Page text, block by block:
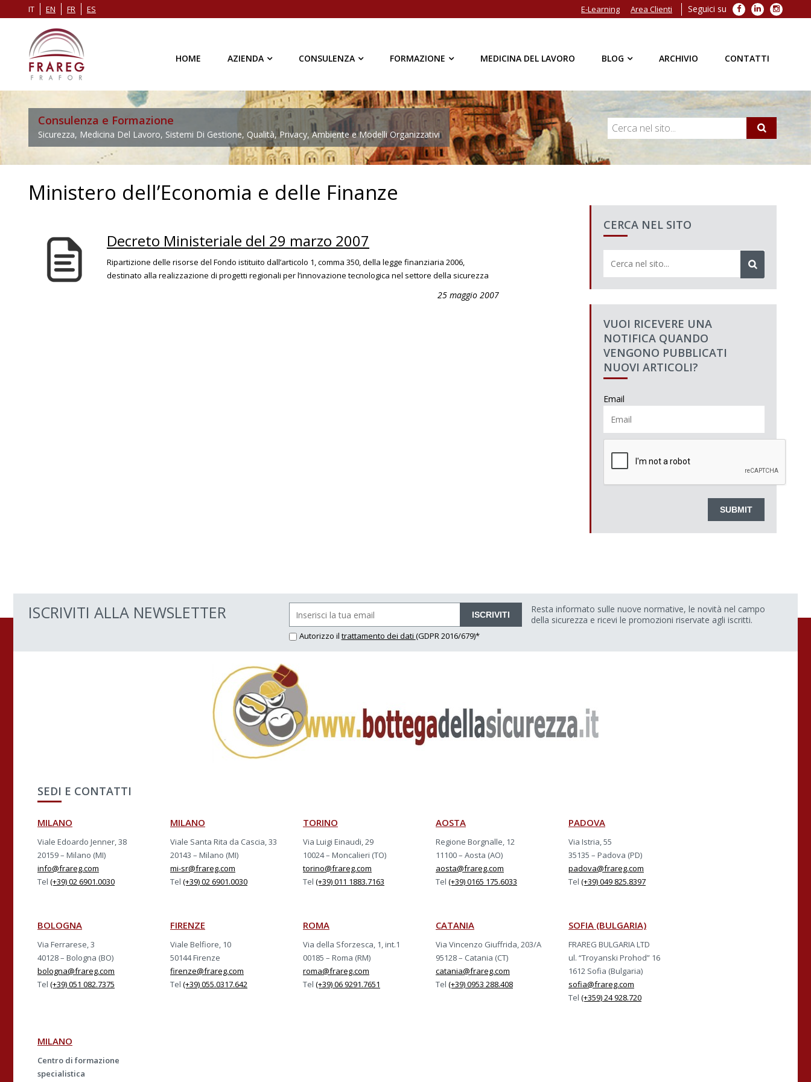
IT EN FR ES Seguici su Facebook
LinkedIn
E-Learning Area Clienti
HOME AZIENDA CONSULENZA FORMAZIONE MEDICINA DEL LAVORO BLOG ARCHIVIO CONTATTI
Consulenza e Formazione
Sicurezza, Medicina Del Lavoro, Sistemi Di Gestione, Qualità, Privacy, Ambiente e Modelli Organizzativi
Ministero dell’Economia e delle Finanze
Decreto Ministeriale del 29 marzo 2007
Ripartizione delle risorse del Fondo istituito dall’articolo 1, comma 350, della legge finanziaria 2006,
destinato alla realizzazione di progetti regionali per l’innovazione tecnologica nel settore della sicurezza
25 maggio 2007
CERCA NEL SITO
VUOI RICEVERE UNA
NOTIFICA QUANDO
VENGONO PUBBLICATI
NUOVI ARTICOLI?
Email
ISCRIVITI ALLA NEWSLETTER ISCRIVITI
Autorizzo il trattamento dei dati (GDPR 2016/679)*
Resta informato sulle nuove normative, le novità nel campo
della sicurezza e ricevi le promozioni riservate agli iscritti.
SEDI E CONTATTI
MILANO
Viale Edoardo Jenner, 38
20159 – Milano (MI)
info@frareg.com
Tel (+39) 02 6901.0030
MILANO
Viale Santa Rita da Cascia, 33
20143 – Milano (MI)
mi-sr@frareg.com
Tel (+39) 02 6901.0030
TORINO
Via Luigi Einaudi, 29
10024 – Moncalieri (TO)
torino@frareg.com
Tel (+39) 011 1883.7163
AOSTA
Regione Borgnalle, 12
11100 – Aosta (AO)
aosta@frareg.com
Tel (+39) 0165 175.6033
PADOVA
Via Istria, 55
35135 – Padova (PD)
padova@frareg.com
Tel (+39) 049 825.8397
BOLOGNA
Via Ferrarese, 3
40128 – Bologna (BO)
bologna@frareg.com
Tel (+39) 051 082.7375
FIRENZE
Viale Belfiore, 10
50144 Firenze
firenze@frareg.com
Tel (+39) 055.0317.642
ROMA
Via della Sforzesca, 1, int.1
00185 – Roma (RM)
roma@frareg.com
Tel (+39) 06 9291.7651
CATANIA
Via Vincenzo Giuffrida, 203/A
95128 – Catania (CT)
catania@frareg.com
Tel (+39) 0953 288.408
SOFIA (BULGARIA)
FRAREG BULGARIA LTD
ul. “Troyanski Prohod” 16
1612 Sofia (Bulgaria)
sofia@frareg.com
Tel (+359) 24 928.720
MILANO
Centro di formazione
specialistica